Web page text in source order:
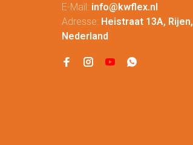
E-Mail: info@kwflex.nl
Adresse: Heistraat 13A, Rijen,
Nederland